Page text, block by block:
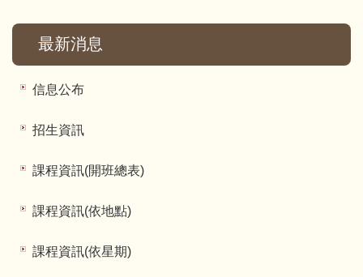
最新消息
信息公布
招生資訊
課程資訊(開班總表)
課程資訊(依地點)
課程資訊(依星期)